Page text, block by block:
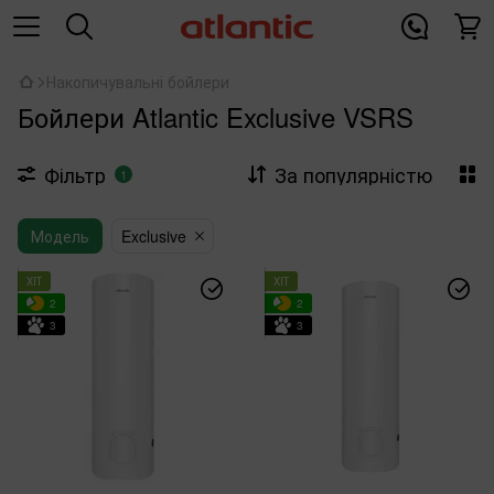
Накопичувальні бойлери
Бойлери Atlantic Exclusive VSRS
Фільтр 1 За популярністю
Модель Exclusive
ХІТ
2
3
ХІТ
2
3